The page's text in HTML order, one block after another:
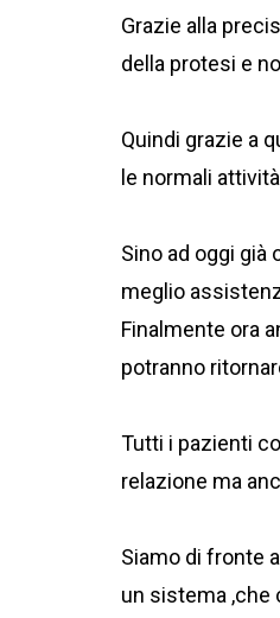
Grazie alla
della protesi e
Quindi grazie a
le normali
Sino ad oggi
meglio
Finalmente ora
potranno
Tutti i pazienti
relazione ma
Siamo di fronte
un sistema ,che